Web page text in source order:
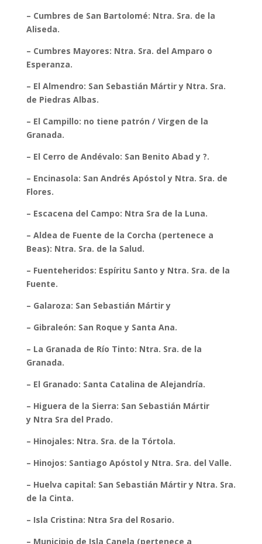
– Cumbres de San Bartolomé: Ntra. Sra. de la
Aliseda.
– Cumbres Mayores: Ntra. Sra. del Amparo o
Esperanza.
– El Almendro: San Sebastián Mártir y Ntra. Sra.
de Piedras Albas.
– El Campillo: no tiene patrón / Virgen de la
Granada.
– El Cerro de Andévalo: San Benito Abad y ?.
– Encinasola: San Andrés Apóstol y Ntra. Sra. de
Flores.
– Escacena del Campo: Ntra Sra de la Luna.
– Aldea de Fuente de la Corcha (pertenece a
Beas): Ntra. Sra. de la Salud.
– Fuenteheridos: Espíritu Santo y Ntra. Sra. de la
Fuente.
– Galaroza: San Sebastián Mártir y
– Gibraleón: San Roque y Santa Ana.
– La Granada de Río Tinto: Ntra. Sra. de la
Granada.
– El Granado: Santa Catalina de Alejandría.
– Higuera de la Sierra: San Sebastián Mártir
y Ntra Sra del Prado.
– Hinojales: Ntra. Sra. de la Tórtola.
– Hinojos: Santiago Apóstol y Ntra. Sra. del Valle.
– Huelva capital: San Sebastián Mártir y Ntra. Sra.
de la Cinta.
– Isla Cristina: Ntra Sra del Rosario.
– Municipio de Isla Canela (pertenece a